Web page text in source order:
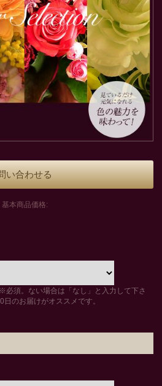
い合わせる
基本商品価格:
必須。ない場合は「なし」と入力して下さ
のお届けがオススメです。